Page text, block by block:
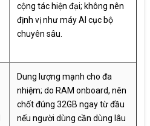
cộng tác hiện đại; không nên
định vị như máy AI cục bộ
chuyên sâu.
Dung lượng mạnh cho đa
nhiệm; do RAM onboard, nên
chốt đúng 32GB ngay từ đầu
nếu người dùng cần dùng lâu